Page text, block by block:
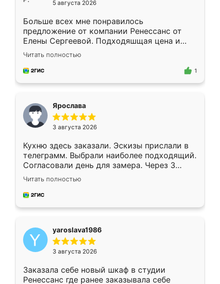
5 августа 2026
Больше всех мне понравилось
предложение от компании Ренессанс от
Елены Сергеевой. Подходяшщая цена и
короткие сроки изготовления. Приехавший
для замера сотрудник Владислав
предложил по моему эскизу самый
Читать полностью
1
Ярослава
3 августа 2026
Кухню здесь заказали. Эскизы прислали в
телеграмм. Выбрали наиболее подходящий.
Согласовали день для замера. Через 3
недели кухня была уже готова. Остались
довольны работой. Спасибо Ренессанс
мебель за качественную работу!
Читать полностью
yaroslava1986
3 августа 2026
Заказала себе новый шкаф в студии
Ренессанс где ранее заказывала себе